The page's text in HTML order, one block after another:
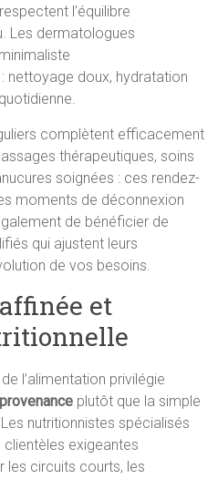
l’équilibre
Les dermatologues
: nettoyage doux, hydratation
complètent efficacement
thérapeutiques, soins
soignées : ces rendez-
moments de déconnexion
de bénéficier de
qui ajustent leurs
de vos besoins.
et
l’alimentation privilégie
plutôt que la simple
nutritionnistes spécialisés
exigeantes
les circuits courts, les